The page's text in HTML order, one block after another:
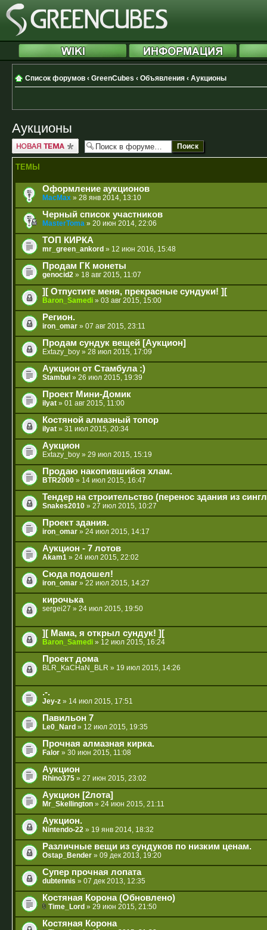
Список форумов ‹ GreenCubes ‹ Объявления ‹ Аукционы
Аукционы
Новая тема
ТЕМЫ
Оформление аукционов
MacMax » 28 янв 2014, 13:10
Черный список участников
MasterToma » 20 июн 2014, 22:06
ТОП КИРКА
mr_green_ankord » 12 июн 2016, 15:48
Продам ГК монеты
genocid2 » 18 авг 2015, 11:07
][ Отпустите меня, прекрасные сундуки! ][
Baron_Samedi » 03 авг 2015, 15:00
Регион.
iron_omar » 07 авг 2015, 23:11
Продам сундук вещей [Аукцион]
Extazy_boy » 28 июл 2015, 17:09
Аукцион от Стамбула :)
Stambul » 26 июл 2015, 19:39
Проект Мини-Домик
ilyat » 01 авг 2015, 11:00
Костяной алмазный топор
ilyat » 31 июл 2015, 20:34
Аукцион
Extazy_boy » 29 июл 2015, 15:19
Продаю накопившийся хлам.
BTR2000 » 14 июл 2015, 16:47
Тендер на строительство (перенос здания из
Snakes2010 » 27 июл 2015, 10:27
Проект здания.
iron_omar » 24 июл 2015, 14:17
Аукцион - 7 лотов
Akam1 » 24 июл 2015, 22:02
Сюда подошел!
iron_omar » 22 июл 2015, 14:27
кирочька
sergei27 » 24 июл 2015, 19:50
][ Мама, я открыл сундук! ][
Baron_Samedi » 12 июл 2015, 16:24
Проект дома
BLR_KaCHaN_BLR » 19 июл 2015, 14:26
.-.
Jey-z » 14 июл 2015, 17:51
Павильон 7
Le0_Nard » 12 июл 2015, 19:35
Прочная алмазная кирка.
Falor » 30 июн 2015, 11:08
Аукцион
Rhino375 » 27 июн 2015, 23:02
Аукцион [2лота]
Mr_Skellington » 24 июн 2015, 21:11
Аукцион.
Nintendo-22 » 19 янв 2014, 18:32
Различные вещи из сундуков по низким ценам.
Ostap_Bender » 09 дек 2013, 19:20
Cупер прочная лопата
dubtennis » 07 дек 2013, 12:35
Костяная Корона (Обновлено)
Time_Lord » 29 июн 2015, 21:50
Костяная Корона